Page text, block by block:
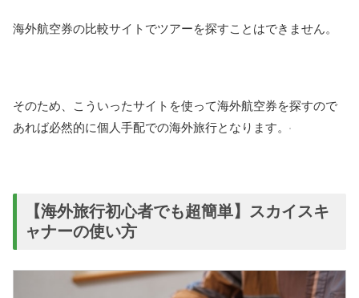
海外航空券の比較サイトでツアーを探すことはできません。
そのため、こういったサイトを使って海外航空券を探すので
あれば必然的に個人手配での海外旅行となります。
【海外旅行初心者でも超簡単】スカイスキ
ャナーの使い方